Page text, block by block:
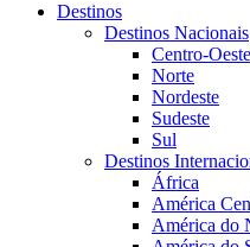
Destinos
Destinos Nacionais
Centro-Oeste
Norte
Nordeste
Sudeste
Sul
Destinos
África
América
América do